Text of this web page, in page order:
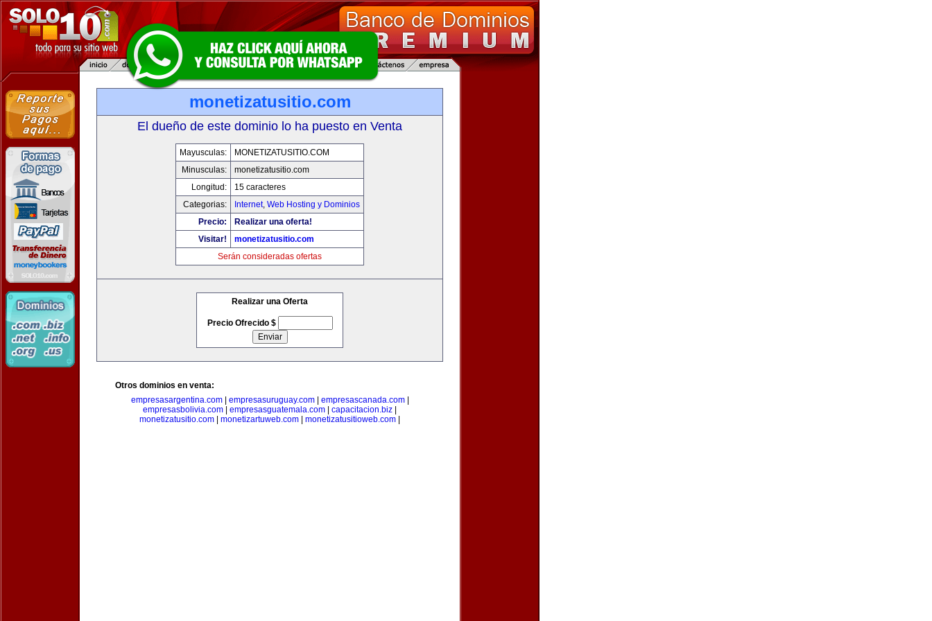
monetizatusitio.com
El dueño de este dominio lo ha puesto en Venta
Mayusculas:
MONETIZATUSITIO.COM
Minusculas:
monetizatusitio.com
Longitud:
15 caracteres
Categorias:
Internet, Web Hosting y Dominios
Precio:
Realizar una oferta!
Visitar!
monetizatusitio.com
Serán consideradas ofertas
Realizar una Oferta
Precio Ofrecido $
Otros dominios en venta:
empresasargentina.com| empresasuruguay.com| empresascanada.com|
empresasbolivia.com
empresasguatemala.com capacitacion.biz
monetizatusitio.com
monetizartuweb.com monetizatusitioweb.com